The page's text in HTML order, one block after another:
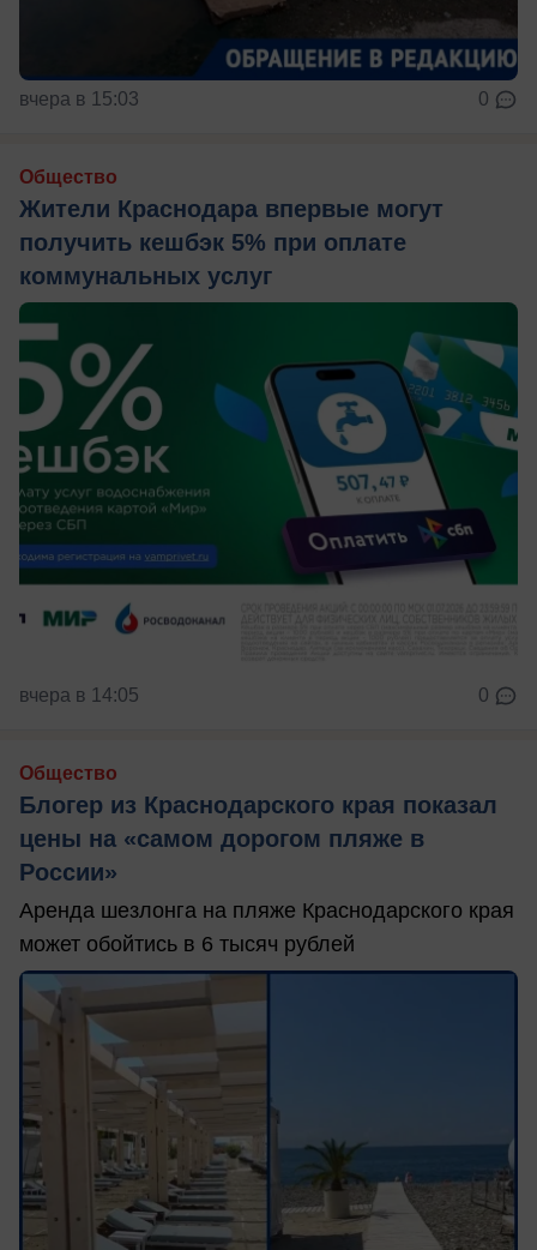
вчера в 15:03 0
Общество
Жители Краснодара впервые могут
получить кешбэк 5% при оплате
коммунальных услуг
вчера в 14:05 0
Общество
Блогер из Краснодарского края показал
цены на «самом дорогом пляже в
России»
Аренда шезлонга на пляже Краснодарского края
может обойтись в 6 тысяч рублей